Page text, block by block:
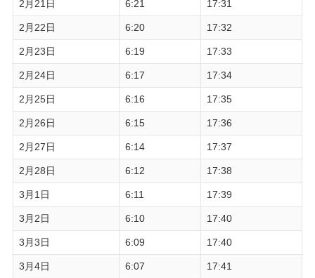
2月21日 6:21 17:31
2月22日 6:20 17:32
2月23日 6:19 17:33
2月24日 6:17 17:34
2月25日 6:16 17:35
2月26日 6:15 17:36
2月27日 6:14 17:37
2月28日 6:12 17:38
3月1日 6:11 17:39
3月2日 6:10 17:40
3月3日 6:09 17:40
3月4日 6:07 17:41